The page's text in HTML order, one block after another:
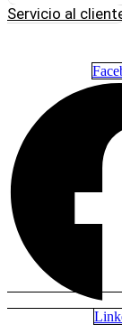
Servicio al